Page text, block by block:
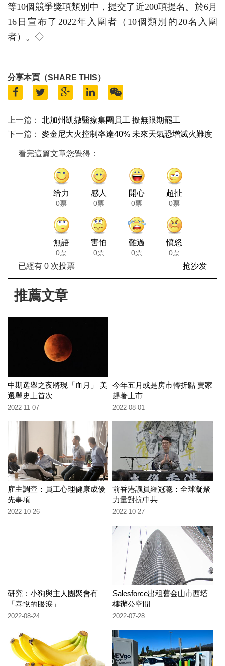
等10個競爭獎項類別中，提交了近200項提名。於6月
16日宣布了2022年入圍者（10個類別的20名入圍
者）。◇
分享本頁（SHARE THIS）
上一篇：
北加州凱撒醫療集團員工 擬無限期罷工
下一篇：
麥金尼大火控制率達40% 未來天氣恐增滅火難度
看完這篇文章您覺得：
给力
0票
感人
0票
開心
0票
超扯
0票
無語
0票
害怕
0票
難過
0票
憤怒
0票
已經有 0次投票 抢沙发
推薦文章
中期選舉之夜將現「血月」 美
選舉史上首次
2022-11-07
今年五月或是房市轉折點 賣家
趕著上市
2022-08-01
雇主調查：員工心理健康成優
先事項
2022-10-26
前香港議員羅冠聰：全球凝聚
力量對抗中共
2022-10-27
研究：小狗與主人團聚會有
「喜悅的眼淚」
2022-08-24
Salesforce出租舊金山市西塔
樓辦公空間
2022-07-28